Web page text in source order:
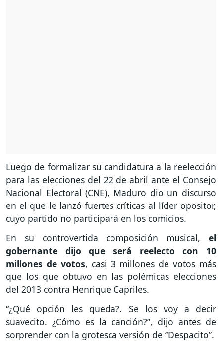
Luego de formalizar su candidatura a la reelección
para las elecciones del 22 de abril ante el Consejo
Nacional Electoral (CNE), Maduro dio un discurso
en el que le lanzó fuertes críticas al líder opositor,
cuyo partido no participará en los comicios.
En su controvertida composición musical, el
gobernante dijo que será reelecto con 10
millones de votos, casi 3 millones de votos más
que los que obtuvo en las polémicas elecciones
del 2013 contra Henrique Capriles.
“¿Qué opción les queda?. Se los voy a decir
suavecito. ¿Cómo es la canción?”, dijo antes de
sorprender con la grotesca versión de “Despacito”.